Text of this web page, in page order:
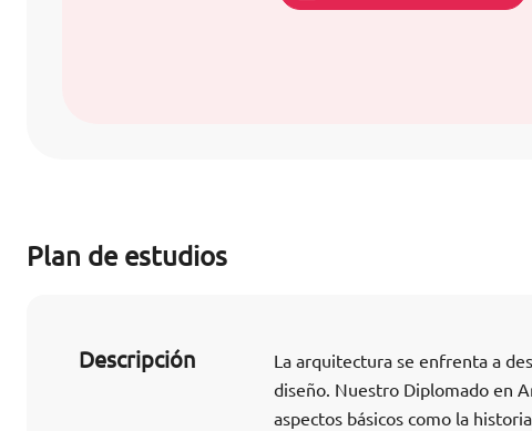
Plan de estudios
Descripción
La arquitectura se enfrenta a
diseño. Nuestro Diplomado en
aspectos básicos como la